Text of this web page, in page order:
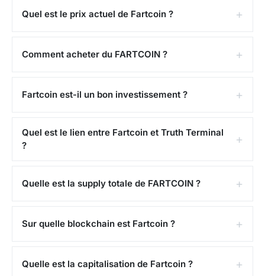
Quel est le prix actuel de Fartcoin ?
Comment acheter du FARTCOIN ?
Fartcoin est-il un bon investissement ?
Quel est le lien entre Fartcoin et Truth Terminal
?
Quelle est la supply totale de FARTCOIN ?
Sur quelle blockchain est Fartcoin ?
Quelle est la capitalisation de Fartcoin ?